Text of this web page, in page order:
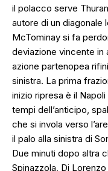
il polacco serve
autore di un diagonale
McTominay si fa
deviazione vincente in
azione partenopea
sinistra. La prima
inizio ripresa è il
tempi dell’anticipo,
che si invola verso
il palo alla sinistra di
Due minuti dopo altra
Spinazzola, Di